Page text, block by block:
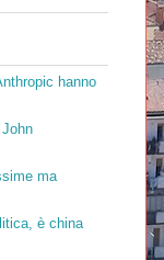
hanno
ma
è china